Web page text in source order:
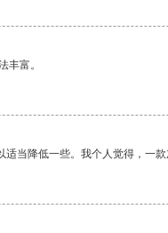
丰富。
当降低一些。我个人觉得，一